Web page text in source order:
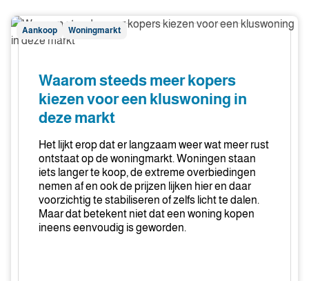
Waarom
steeds
kopers
kiezen
kluswoning
Aankoop Woningmarkt
Waarom steeds meer kopers
kiezen voor een kluswoning in
deze markt
Het lijkt erop dat er langzaam weer wat meer rust
ontstaat op de woningmarkt. Woningen staan
iets langer te koop, de extreme overbiedingen
nemen af en ook de prijzen lijken hier en daar
voorzichtig te stabiliseren of zelfs licht te dalen.
Maar dat betekent niet dat een woning kopen
ineens eenvoudig is geworden.